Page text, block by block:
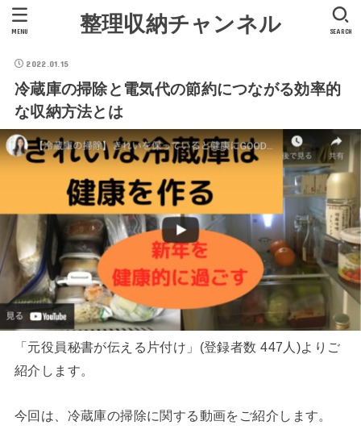
整理収納チャンネル SEARCH
MENU
2022.01.15
冷蔵庫の掃除と電気代の節約につながる効率的
な収納方法とは
「元役員秘書が伝える片付け」(登録者数 447人)よりご
紹介します。
今回は、冷蔵庫の掃除に関する動画をご紹介します。